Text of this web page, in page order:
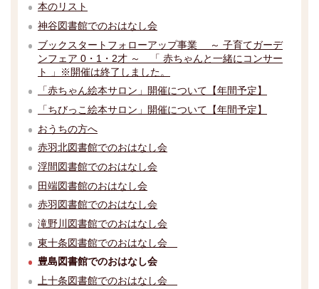
本のリスト
神谷図書館でのおはなし会
ブックスタートフォローアップ事業 ～ 子育てガーデ
ンフェア 0・1・2才 ～ 「 赤ちゃんと一緒にコンサー
ト 」※開催は終了しました。
「赤ちゃん絵本サロン」開催について【年間予定】
「ちびっこ絵本サロン」開催について【年間予定】
おうちの方へ
赤羽北図書館でのおはなし会
浮間図書館でのおはなし会
田端図書館のおはなし会
赤羽図書館でのおはなし会
滝野川図書館でのおはなし会
東十条図書館でのおはなし会
豊島図書館でのおはなし会
上十条図書館でのおはなし会